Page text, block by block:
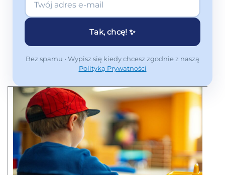
Tak, chcę! ✨
Bez spamu • Wypisz się kiedy chcesz zgodnie z naszą
Polityką Prywatności